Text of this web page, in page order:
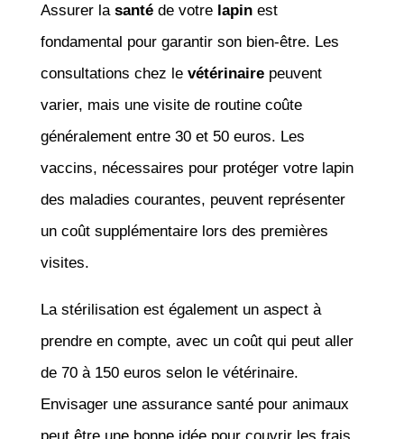
Assurer la santéde votre lapinest
fondamental pour garantir son bien-être. Les
consultations chez le vétérinairepeuvent
varier, mais une visite de routine coûte
généralement entre 30 et 50 euros. Les
vaccins, nécessaires pour protéger votre lapin
des maladies courantes, peuvent représenter
un coût supplémentaire lors des premières
visites.
La stérilisation est également un aspect à
prendre en compte, avec un coût qui peut aller
de 70 à 150 euros selon le vétérinaire.
Envisager une assurance santé pour animaux